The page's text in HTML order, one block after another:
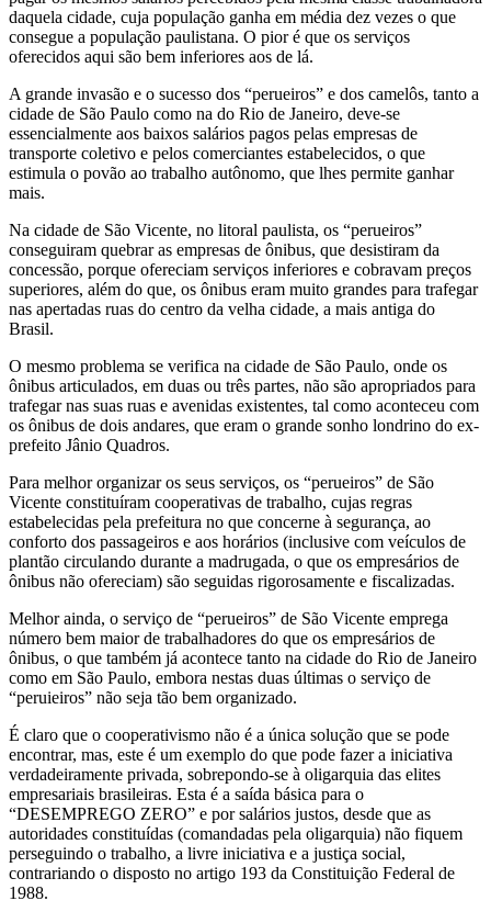
daquela cidade, cuja população ganha em média dez vezes o que
consegue a população paulistana. O pior é que os serviços
oferecidos aqui são bem inferiores aos de lá.
A grande invasão e o sucesso dos “perueiros” e dos camelôs, tanto a
cidade de São Paulo como na do Rio de Janeiro, deve-se
essencialmente aos baixos salários pagos pelas empresas de
transporte coletivo e pelos comerciantes estabelecidos, o que
estimula o povão ao trabalho autônomo, que lhes permite ganhar
mais.
Na cidade de São Vicente, no litoral paulista, os “perueiros”
conseguiram quebrar as empresas de ônibus, que desistiram da
concessão, porque ofereciam serviços inferiores e cobravam preços
superiores, além do que, os ônibus eram muito grandes para trafegar
nas apertadas ruas do centro da velha cidade, a mais antiga do
Brasil.
O mesmo problema se verifica na cidade de São Paulo, onde os
ônibus articulados, em duas ou três partes, não são apropriados para
trafegar nas suas ruas e avenidas existentes, tal como aconteceu com
os ônibus de dois andares, que eram o grande sonho londrino do ex-
prefeito Jânio Quadros.
Para melhor organizar os seus serviços, os “perueiros” de São
Vicente constituíram cooperativas de trabalho, cujas regras
estabelecidas pela prefeitura no que concerne à segurança, ao
conforto dos passageiros e aos horários (inclusive com veículos de
plantão circulando durante a madrugada, o que os empresários de
ônibus não ofereciam) são seguidas rigorosamente e fiscalizadas.
Melhor ainda, o serviço de “perueiros” de São Vicente emprega
número bem maior de trabalhadores do que os empresários de
ônibus, o que também já acontece tanto na cidade do Rio de Janeiro
como em São Paulo, embora nestas duas últimas o serviço de
“peruieiros” não seja tão bem organizado.
É claro que o cooperativismo não é a única solução que se pode
encontrar, mas, este é um exemplo do que pode fazer a iniciativa
verdadeiramente privada, sobrepondo-se à oligarquia das elites
empresariais brasileiras. Esta é a saída básica para o
“DESEMPREGO ZERO” e por salários justos, desde que as
autoridades constituídas (comandadas pela oligarquia) não fiquem
perseguindo o trabalho, a livre iniciativa e a justiça social,
contrariando o disposto no artigo 193 da Constituição Federal de
1988.